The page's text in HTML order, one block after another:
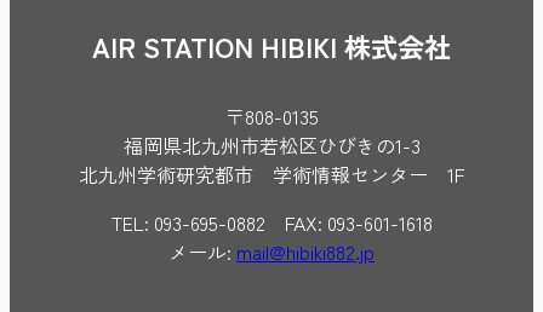
AIR STATION HIBIKI 株式会社
〒808-0135
福岡県北九州市若松区ひびきの1-3
北九州学術研究都市 学術情報センター 1F
TEL: 093-695-0882 FAX: 093-601-1618
メール: mail@hibiki882.jp